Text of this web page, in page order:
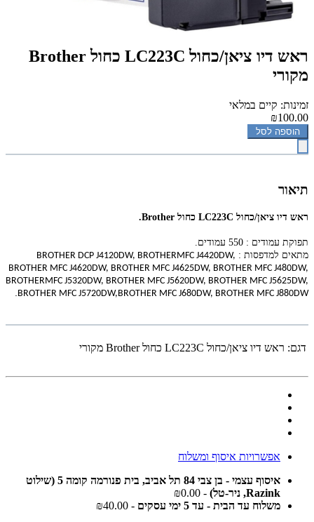
‏ראש דיו ציאן/כחול‏ LC223C כחול Brother
מקורי
זמינות: קיים במלאי
₪100.00
הוספה לסל
תיאור
‏ראש דיו ציאן/כחול‏ LC223C כחול Brother.
תפוקת עמודים : 550 עמודים.
מתאים למדפסות : BROTHER DCP J4120DW, BROTHERMFC J4420DW,
BROTHER MFC J4620DW, BROTHER MFC J4625DW, BROTHER MFC J480DW,
BROTHERMFC J5320DW, BROTHER MFC J5620DW, BROTHER MFC J5625DW,
BROTHER MFC J5720DW,BROTHER MFC J680DW, BROTHER MFC J880DW
.
דגם: ‏ראש דיו ציאן/כחול‏ LC223C כחול Brother מקורי
אפשרויות איסוף ומשלוח
איסוף עצמי - בן צבי 84 תל אביב, בית פנורמה קומה 5 (שילוט
Razink, ניר-טל)
- ₪0.00
משלוח עד הבית - עד 5 ימי עסקים
- ₪40.00